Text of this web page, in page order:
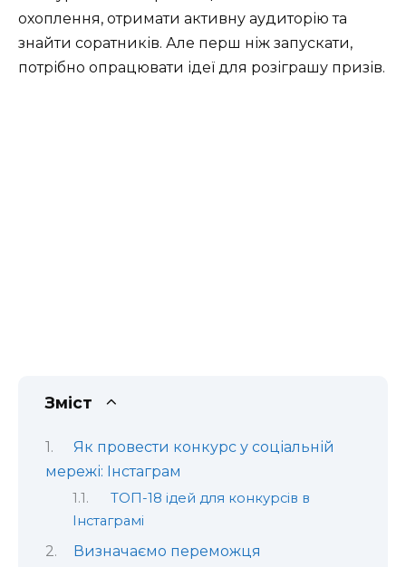
охоплення, отримати активну аудиторію та
знайти соратників. Але перш ніж запускати,
потрібно опрацювати ідеї для розіграшу призів.
Зміст
Як провести конкурс у соціальній
мережі: Інстаграм
ТОП-18 ідей для конкурсів в
Інстаграмі
Визначаємо переможця